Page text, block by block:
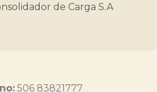
de Carga S.A
506 83821777